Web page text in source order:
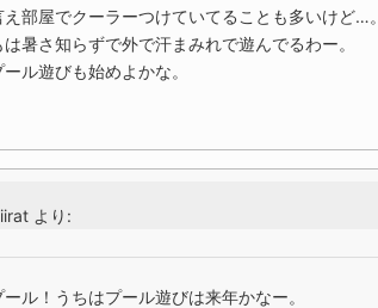
部屋でクーラーつけていてることも多いけど…。
暑さ知らずで外で汗まみれで遊んでるわー。
ル遊びも始めよかな。
より:
ル！うちはプール遊びは来年かなー。